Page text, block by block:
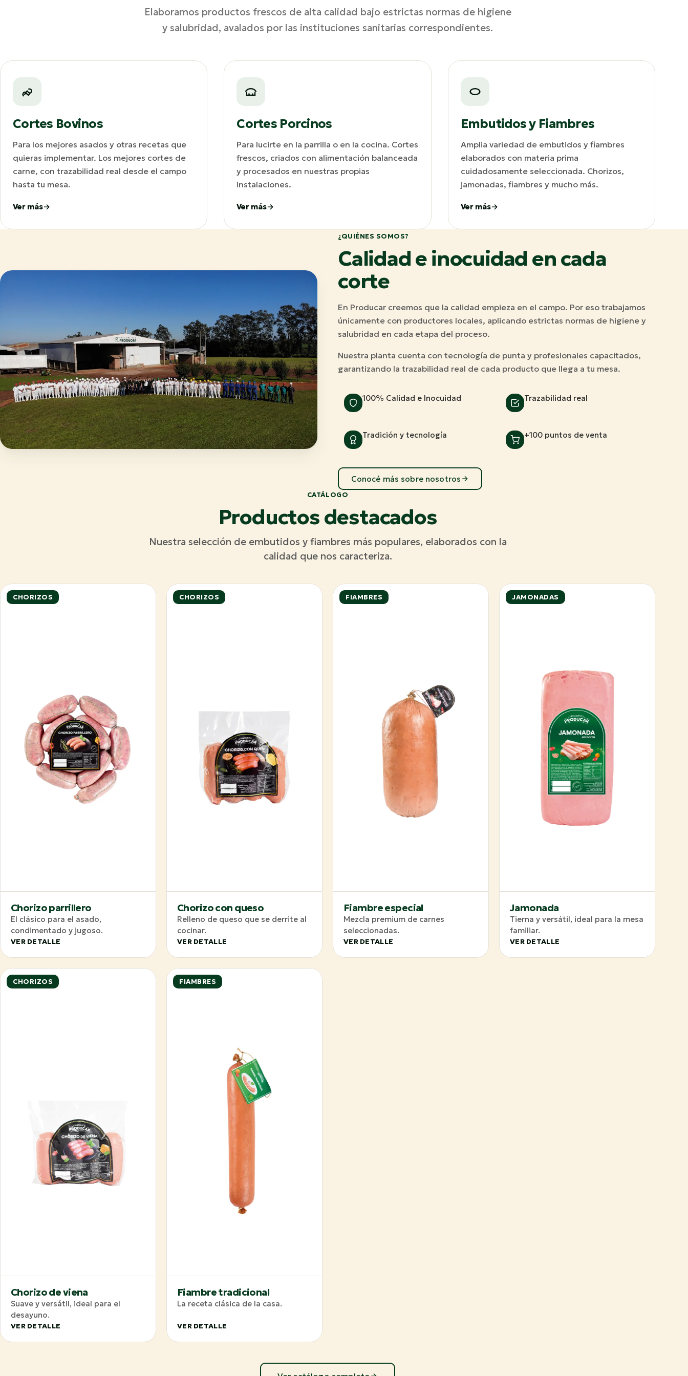
Elaboramos productos frescos de alta calidad bajo estrictas normas de higiene
y salubridad, avalados por las instituciones sanitarias correspondientes.
Cortes Bovinos
Para los mejores asados y otras recetas que
quieras implementar. Los mejores cortes de
carne, con trazabilidad real desde el campo
hasta tu mesa.
Ver más
Cortes Porcinos
Para lucirte en la parrilla o en la cocina. Cortes
frescos, criados con alimentación balanceada
y procesados en nuestras propias
instalaciones.
Ver más
Embutidos y Fiambres
Amplia variedad de embutidos y fiambres
elaborados con materia prima
cuidadosamente seleccionada. Chorizos,
jamonadas, fiambres y mucho más.
Ver más
¿QUIÉNES SOMOS?
Calidad e inocuidad en cada
corte
En Producar creemos que la calidad empieza en el campo. Por eso trabajamos
únicamente con productores locales, aplicando estrictas normas de higiene y
salubridad en cada etapa del proceso.
Nuestra planta cuenta con tecnología de punta y profesionales capacitados,
garantizando la trazabilidad real de cada producto que llega a tu mesa.
100% Calidad e Inocuidad Trazabilidad real
Tradición y tecnología +100 puntos de venta
Conocé más sobre nosotros
CATÁLOGO
Productos destacados
Nuestra selección de embutidos y fiambres más populares, elaborados con la
calidad que nos caracteriza.
CHORIZOS
Chorizo parrillero
El clásico para el asado,
condimentado y jugoso.
VER DETALLE
CHORIZOS
Chorizo con queso
Relleno de queso que se derrite al
cocinar.
VER DETALLE
FIAMBRES
Fiambre especial
Mezcla premium de carnes
seleccionadas.
VER DETALLE
JAMONADAS
Jamonada
Tierna y versátil, ideal para la mesa
familiar.
VER DETALLE
CHORIZOS
Chorizo de viena
Suave y versátil, ideal para el
desayuno.
VER DETALLE
FIAMBRES
Fiambre tradicional
La receta clásica de la casa.
VER DETALLE